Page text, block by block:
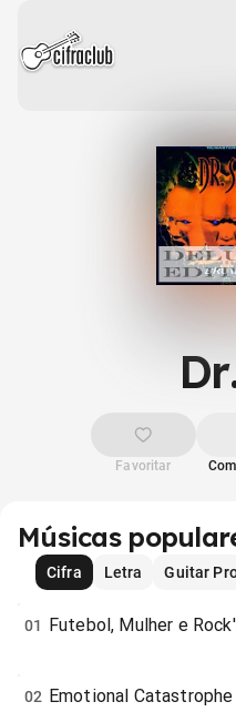
Favoritar
Músicas
Cifra
Letra Guitar
01 Futebol, Mulher e
02 Emotional Catastrophe